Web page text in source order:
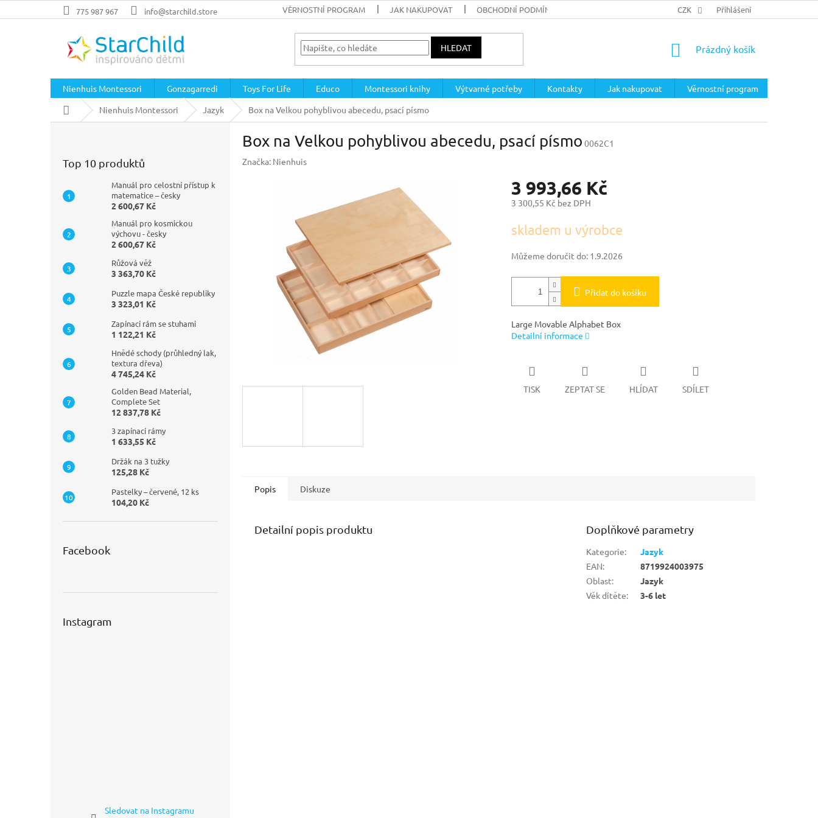
na
775 987 967 info@starchild.store VĚRNOSTNÍ PROGRAM JAK NAKUPOVAT OBCHODNÍ PODMÍNKY PODMÍNKY OCHRANY OSOBNÍCH ÚDAJŮ
CZK Přihlášení
HLEDAT
NÁKUPNÍ
Prázdný košík
Nienhuis Montessori Gonzagarredi Toys For Life Educo Montessori knihy Výtvarné potřeby Kontakty Jak nakupovat
Věrnostní program
Domů
Nienhuis Montessori Jazyk Box na Velkou pohyblivou abecedu, psací písmo
Top 10 produktů
Manuál pro celostní přístup k
matematice – česky
2 600,67 Kč
Manuál pro kosmickou
výchovu - česky
2 600,67 Kč
Růžová věž
3 363,70 Kč
Puzzle mapa České republiky
3 323,01 Kč
Zapínací rám se stuhami
1 122,21 Kč
Hnědé schody (průhledný lak,
textura dřeva)
4 745,24 Kč
Golden Bead Material,
Complete Set
12 837,78 Kč
3 zapínací rámy
1 633,55 Kč
Držák na 3 tužky
125,28 Kč
Pastelky – červené, 12 ks
104,20 Kč
Facebook
Instagram
Sledovat na Instagramu
Box na Velkou pohyblivou abecedu, psací písmo 0062C1
Značka: Nienhuis
3 993,66 Kč
3 300,55 Kč bez DPH
cena:
skladem u výrobce
Můžeme doručit do: 1.9.2026
Přidat do košíku
Large Movable Alphabet Box
Detailní informace
TISK ZEPTAT SE HLÍDAT SDÍLET
Popis Diskuze
Detailní popis produktu Doplňkové parametry
Kategorie:
Jazyk
EAN:
8719924003975
Oblast:
Jazyk
Věk dítěte: 3-6 let